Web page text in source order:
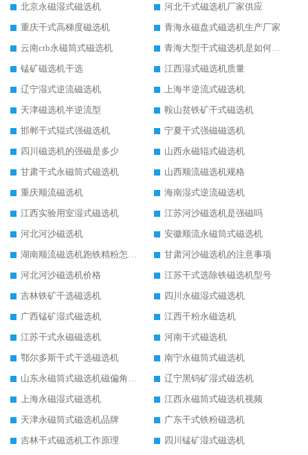
北京永磁湿式磁选机
河北干式磁选机厂家供应
重庆干式高梯度磁选机
青海永磁盘式磁选机生产厂家
云南ctb永磁筒式磁选机
青海大型干式磁选机是如何选矿的
锰矿磁选机干选
江西湿式磁选机质量
辽宁湿式逆流磁选机
上海半逆流式磁选机
天津磁选机半逆流型
鞍山贫铁矿干式磁选机
邯郸干式辊式强磁选机
宁夏干式强磁磁选机
四川磁选机的强磁是多少
山西永磁辊式磁选机
甘肃干式永磁筒式磁选机
山西顺流磁选机规格
重庆顺流磁选机
海南湿式逆流磁选机
江西实验用室湿式磁选机
江苏河沙磁选机是强磁吗
河北河沙磁选机
安徽顺流永磁筒式磁选机
湖南顺流磁选机跑铁精粉怎么处理
甘肃河沙磁选机的注意事项
河北河沙磁选机价格
江苏干式选除铁磁选机型号
吉林铁矿干选磁选机
四川永磁湿式磁选机
广西锰矿湿式磁选机
江西干粉永磁选机
江苏干式永磁磁选机
河南干式磁选机
鄂尔多斯干式干选磁选机
南宁永磁筒式磁选机
山东永磁筒式磁选机磁偏角怎么调整
辽宁黑钨矿湿式磁选机
上海永磁湿式磁选机
江西永磁筒式磁选机视频
天津永磁筒式磁选机品牌
广东干式铁粉磁选机
吉林干式磁选机工作原理
四川锰矿湿式磁选机